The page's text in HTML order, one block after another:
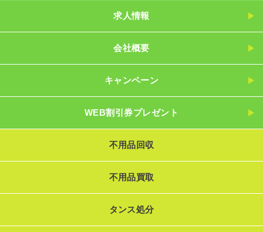
求人情報
会社概要
キャンペーン
WEB割引券プレゼント
不用品回収
不用品買取
タンス処分